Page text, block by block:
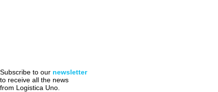
Subscribe to our newsletter
to receive all the news
from Logistica Uno.